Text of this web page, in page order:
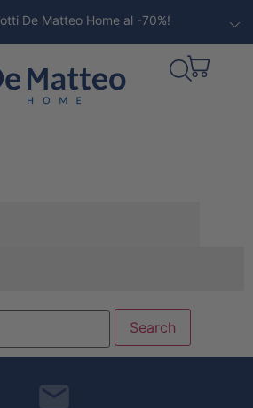
De Matteo Home al -70%!